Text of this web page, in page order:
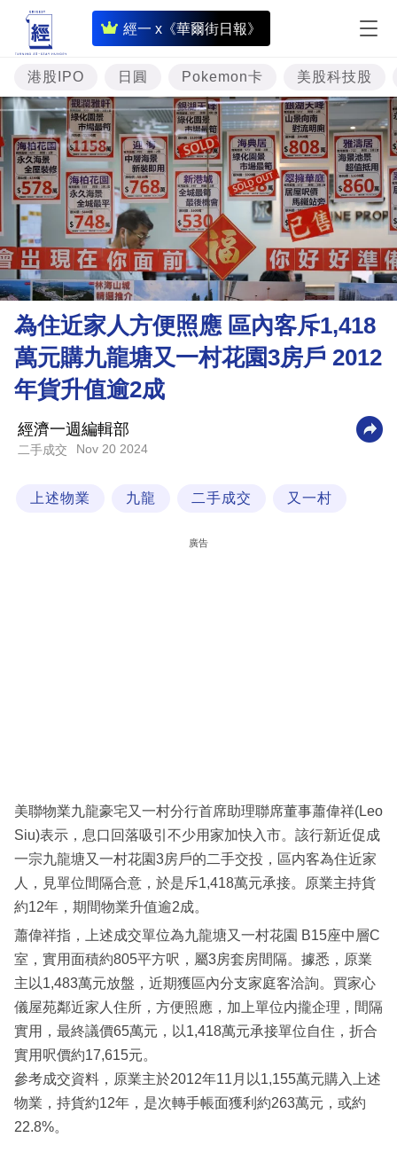
經一 x《華爾街日報》
即
時
財
經
專
題
投
資
樓
市
理
財
商
業
科
技
港股IPO 日圓 Pokemon卡 美股科技股
為住近家人方便照應 區內客斥1,418
萬元購九龍塘又一村花園3房戶 2012
年貨升值逾2成
經濟一週編輯部
二手成交 Nov 20 2024
上述物業 九龍 二手成交 又一村
廣告
美聯物業九龍豪宅又一村分行首席助理聯席董事蕭偉祥(Leo
Siu)表示，息口回落吸引不少用家加快入市。該行新近促成
一宗九龍塘又一村花園3房戶的二手交投，區内客為住近家
人，見單位間隔合意，於是斥1,418萬元承接。原業主持貨
約12年，期間物業升值逾2成。
蕭偉祥指，上述成交單位為九龍塘又一村花園 B15座中層C
室，實用面積約805平方呎，屬3房套房間隔。據悉，原業
主以1,483萬元放盤，近期獲區內分支家庭客洽詢。買家心
儀屋苑鄰近家人住所，方便照應，加上單位内攏企理，間隔
實用，最終議價65萬元，以1,418萬元承接單位自住，折合
實用呎價約17,615元。
參考成交資料，原業主於2012年11月以1,155萬元購入上述
物業，持貨約12年，是次轉手帳面獲利約263萬元，或約
22.8%。